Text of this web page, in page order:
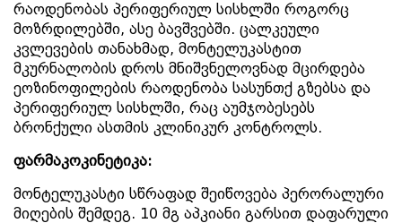
რაოდენობას პერიფერიულ სისხლში როგორც
მოზრდილებში, ასე ბავშვებში. ცალკეული
კვლევების თანახმად, მონტელუკასტით
მკურნალობის დროს მნიშვნელოვნად მცირდება
ეოზინოფილების რაოდენობა სასუნთქ გზებსა და
პერიფერიულ სისხლში, რაც აუმჯობესებს
ბრონქული ასთმის კლინიკურ კონტროლს.
ფარმაკოკინეტიკა:
მონტელუკასტი სწრაფად შეიწოვება პერორალური
მიღების შემდეგ. 10 მგ აპკიანი გარსით დაფარული